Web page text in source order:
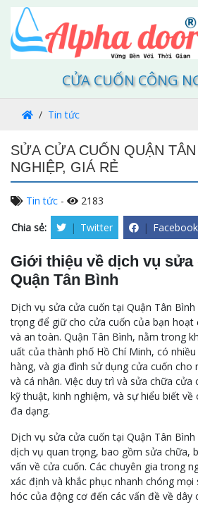
CỬA CUỐN CÔNG
Tin tức
SỬA CỬA CUỐN QUẬN
NGHIỆP, GIÁ RẺ
Tin tức -
2183
Chia sẻ:
| Twitter | Facebook
Giới thiệu về dịch vụ sửa
Quận Tân Bình
Dịch vụ sửa cửa cuốn tại Quận Tân
trọng để giữ cho cửa cuốn của bạn
và an toàn. Quận Tân Bình, nằm trong
uất của thành phố Hồ Chí Minh, có
hàng, và gia đình sử dụng cửa cuốn
và cá nhân. Việc duy trì và sửa chữa
kỹ thuật, kinh nghiệm, và sự hiểu biết về
đa dạng.
Dịch vụ sửa cửa cuốn tại Quận Tân
dịch vụ quan trọng, bao gồm sửa chữa,
vấn về cửa cuốn. Các chuyên gia trong
xác định và khắc phục nhanh chóng
hóc của động cơ đến các vấn đề về dây